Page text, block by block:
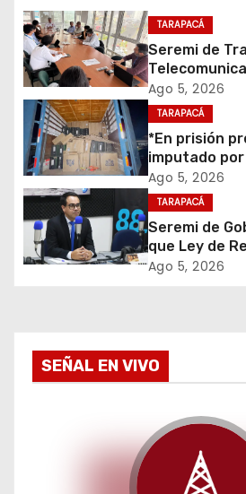
c
i
ó
n
d
e
e
r
a
TARAPACÁ
Seremi de
primera
para el retiro
desuso en
Ago 5, 2026
TARAPACÁ
*En prisión
imputado
cigarrillos
millones*
Ago 5, 2026
TARAPACÁ
Seremi de
que Ley de
Nacional
Ago 5, 2026
SEÑAL EN VIVO